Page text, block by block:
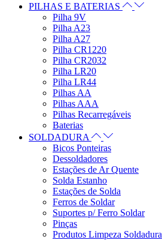
PILHAS E BATERIAS
Pilha 9V
Pilha A23
Pilha A27
Pilha CR1220
Pilha CR2032
Pilha LR20
Pilha LR44
Pilhas AA
Pilhas AAA
Pilhas Recarregáveis
Baterias
SOLDADURA
Bicos Ponteiras
Dessoldadores
Estações de Ar Quente
Solda Estanho
Estações de Solda
Ferros de Soldar
Suportes p/ Ferro Soldar
Pinças
Produtos Limpeza Soldadura